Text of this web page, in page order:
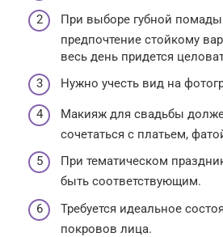
При выборе губной помады
предпочтение стойкому
весь день придется
Нужно учесть вид на
Макияж для свадьбы
сочетаться с платьем,
При тематическом
быть соответствующим.
Требуется идеальное
покровов лица.